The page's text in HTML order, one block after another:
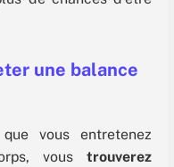
une balance
vous entretenez
vous trouverez